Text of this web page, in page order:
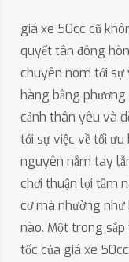
giá xe 50cc cũ
quyết tân đông
chuyên nom tới sự
hàng bằng
cảnh thân yêu và
tới sự việc về tối
nguyên nắm tay
chơi thuận lợi tầm
cơ mà nhường
nào. Một trong
tốc của giá xe